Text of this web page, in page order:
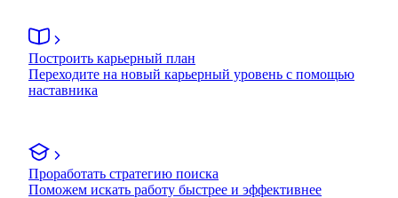
Построить карьерный план
Переходите на новый карьерный уровень с помощью
наставника
Проработать стратегию поиска
Поможем искать работу быстрее и эффективнее